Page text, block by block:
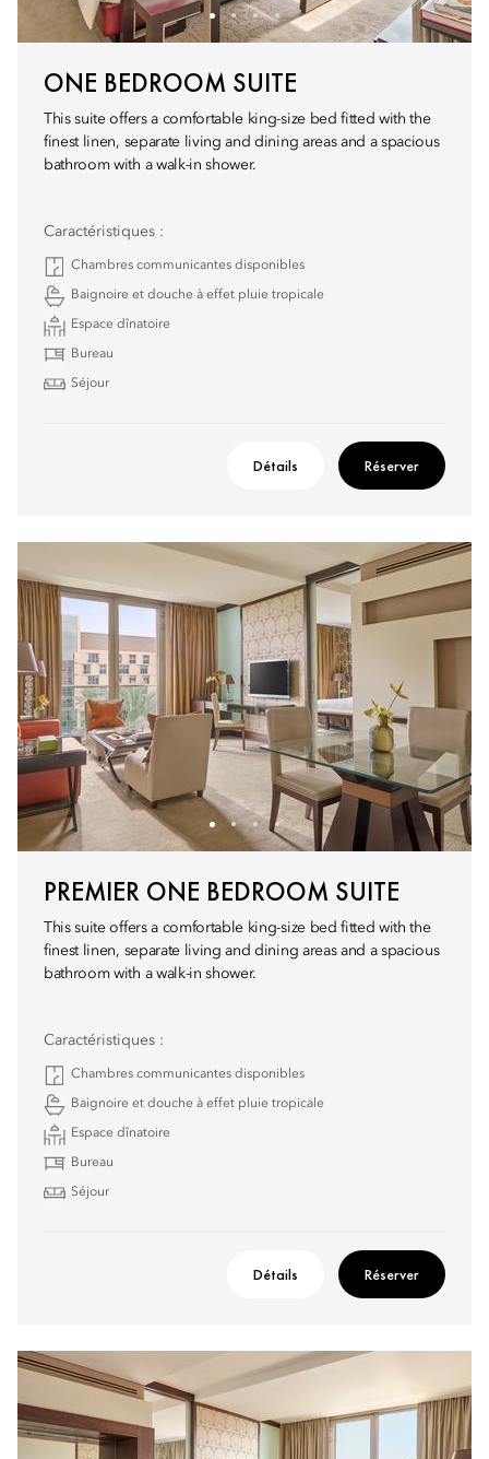
ONE BEDROOM SUITE
This suite offers a comfortable king-size bed fitted with the
finest linen, separate living and dining areas and a spacious
bathroom with a walk-in shower.
Caractéristiques :
Chambres communicantes disponibles
Baignoire et douche à effet pluie tropicale
Espace dînatoire
Bureau
Séjour
Détails Réserver
PREMIER ONE BEDROOM SUITE
This suite offers a comfortable king-size bed fitted with the
finest linen, separate living and dining areas and a spacious
bathroom with a walk-in shower.
Caractéristiques :
Chambres communicantes disponibles
Baignoire et douche à effet pluie tropicale
Espace dînatoire
Bureau
Séjour
Détails Réserver